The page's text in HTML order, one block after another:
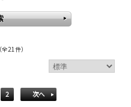
（全21件）
2 次へ